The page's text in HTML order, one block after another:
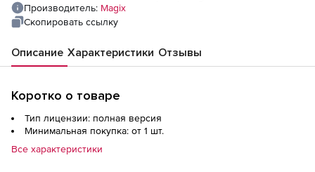
Производитель: Magix
Скопировать ссылку
Описание Характеристики Отзывы
Коротко о товаре
Тип лицензии: полная версия
Минимальная покупка: от 1 шт.
Все характеристики